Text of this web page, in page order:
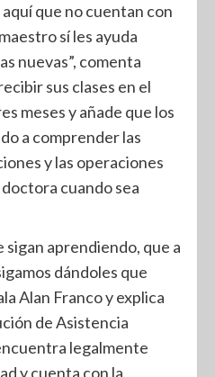
que no cuentan con
sí les ayuda
nuevas”, comenta
sus clases en el
meses y añade que los
a comprender las
y las operaciones
cuando sea
sigan aprendiendo, que a
dándoles que
Alan Franco y explica
de Asistencia
legalmente
y cuenta con la